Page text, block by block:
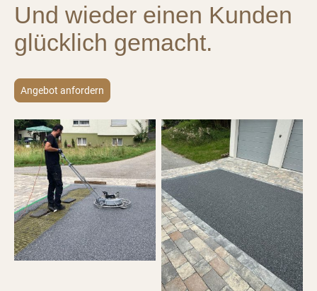
Und wieder einen Kunden
glücklich gemacht.
Angebot anfordern